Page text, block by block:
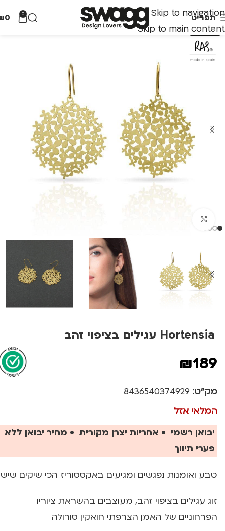
Skip to navigation
Skip to main content
תפריט 0
0
אזל מהמלאי
Hortensia עגילים בציפוי זהב
₪189
מק"ט: 8436540374929
המלאי אזל
יבואן רשמי • אחריות יצרן מקורית • מחיר יבואן ללא
פערי תיווך
טבע ואומנות נפגשים ומגיעים באקססוריז הכי שיקים שיש
זוג עגילים בציפוי זהב, מעוצבים בהשראת ציוריו
הפרחוניים של האמן הצרפתי חואקין סורולה